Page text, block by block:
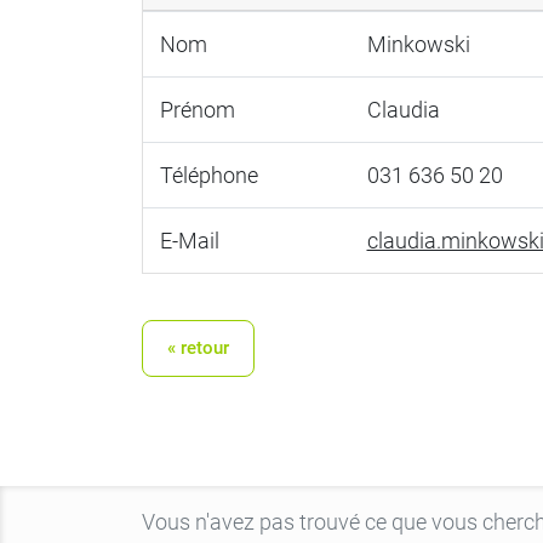
Nom Minkowski
Prénom Claudia
Téléphone 031 636 50 20
E-Mail
« retour